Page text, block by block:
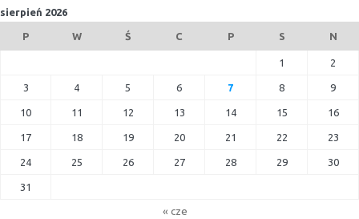
sierpień 2026
P W Ś C P S N
1 2
3 4 5 6 7 8 9
10 11 12 13 14 15 16
17 18 19 20 21 22 23
24 25 26 27 28 29 30
31
« cze